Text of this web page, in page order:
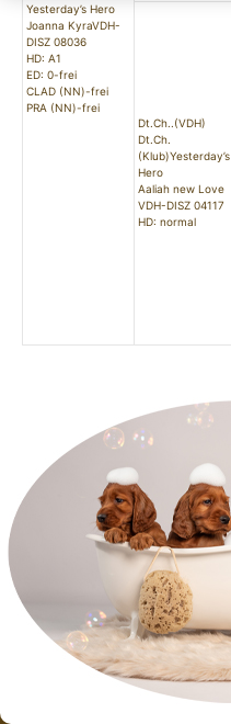
Yesterday’s Hero
Joanna KyraVDH-
DISZ 08036
HD: A1
ED: 0-frei
CLAD (NN)-frei
PRA (NN)-frei
Dt.Ch..(VDH)
Dt.Ch.
(Klub)Yesterday’s
Hero
Aaliah new Love
VDH-DISZ 04117
HD: normal